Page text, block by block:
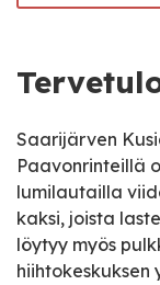
Saarijärven
Paavonrinteillä
lumilautailla
kaksi, joista
löytyy myös